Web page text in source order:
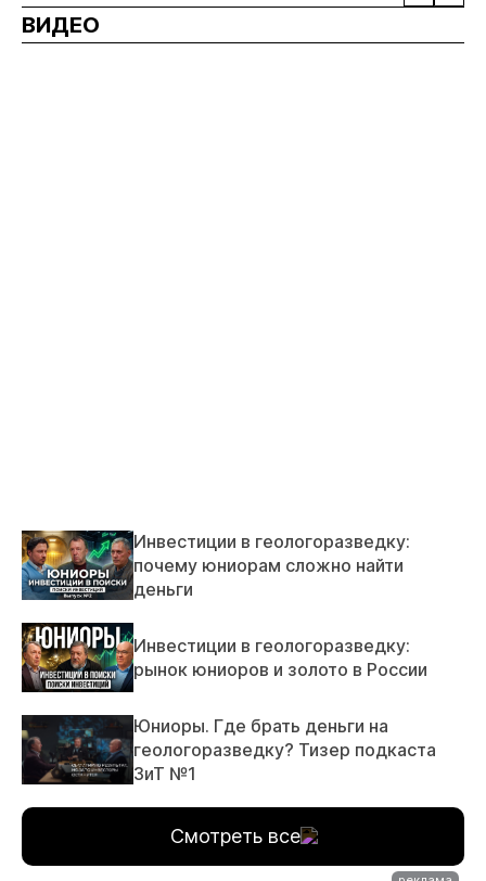
ВИДЕО
Инвестиции в геологоразведку:
почему юниорам сложно найти
деньги
Инвестиции в геологоразведку:
рынок юниоров и золото в России
Юниоры. Где брать деньги на
геологоразведку? Тизер подкаста
ЗиТ №1
Смотреть все